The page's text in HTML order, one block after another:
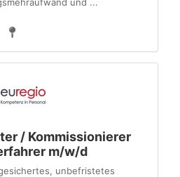
/ Kommissionierer
m/w/d
unbefristetes